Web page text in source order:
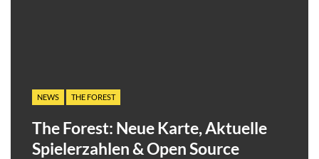
NEWS THE FOREST
The Forest: Neue Karte, Aktuelle
Spielerzahlen & Open Source